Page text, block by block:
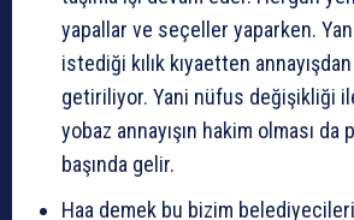
yapallar ve seçeller yaparken.
istediği kılık kıyaetten
getiriliyor. Yani nüfus değişikliği
yobaz annayışın hakim olması da
başında gelir.
Haa demek bu bizim